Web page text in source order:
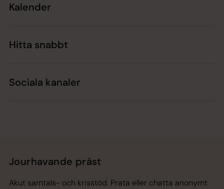
Kalender
Hitta snabbt
Sociala kanaler
Jourhavande präst
Akut samtals- och krisstöd. Prata eller chatta anonymt